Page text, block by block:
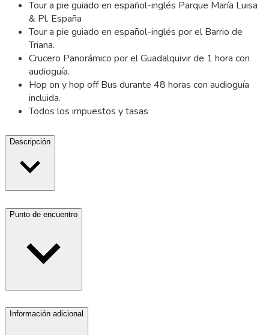
Tour a pie guiado en español-inglés Parque María Luisa
& Pl. España
Tour a pie guiado en español-inglés por el Barrio de
Triana.
Crucero Panorámico por el Guadalquivir de 1 hora con
audioguía.
Hop on y hop off Bus durante 48 horas con audioguía
incluida.
Todos los impuestos y tasas
Descripción
Punto de encuentro
Información adicional